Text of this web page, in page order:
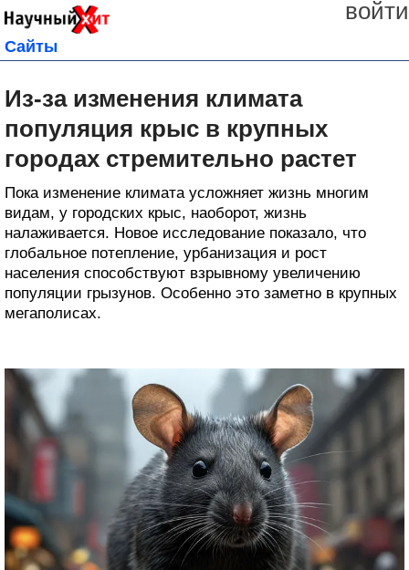
войти
Сайты
Из-за изменения климата
популяция крыс в крупных
городах стремительно растет
Пока изменение климата усложняет жизнь многим
видам, у городских крыс, наоборот, жизнь
налаживается. Новое исследование показало, что
глобальное потепление, урбанизация и рост
населения способствуют взрывному увеличению
популяции грызунов. Особенно это заметно в крупных
мегаполисах.